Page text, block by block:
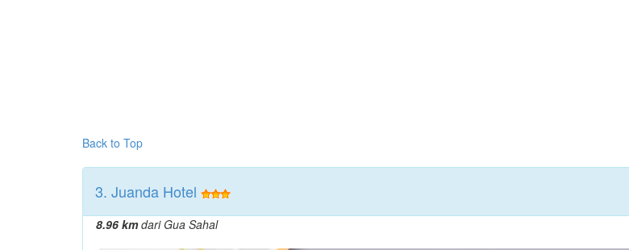
Back to Top
3. Juanda Hotel
8.96 kmdari Gua Sahal